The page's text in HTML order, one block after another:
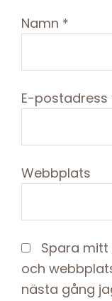
Namn *
E-postadress
Webbplats
Spara
och
nästa gång